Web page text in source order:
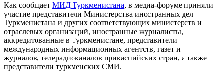
Как сообщает МИД Туркменистана, в медиа-форуме приняли
участие представители Министерства иностранных дел
Туркменистана и других соответствующих министерств и
отраслевых организаций, иностранные журналисты,
аккредитованные в Туркменистане, представители
международных информационных агентств, газет и
журналов, телерадиоканалов прикаспийских стран, а также
представители туркменских СМИ.